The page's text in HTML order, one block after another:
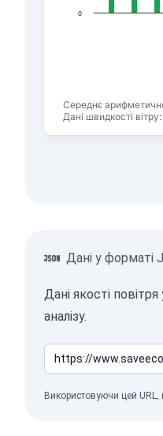
Середнє
Дані швидкості
0
End of interactive
Дані у форматі
Дані якості
аналізу.
Використовуючи цей